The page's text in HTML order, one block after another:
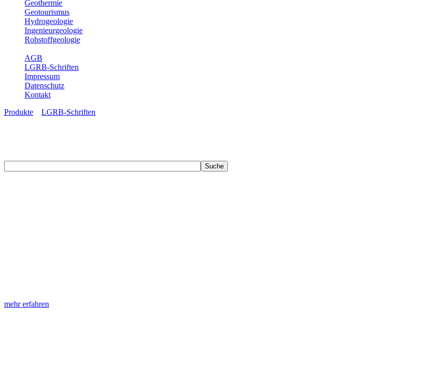
Geothermie
Geotourismus
Hydrogeologie
Ingenieurgeologie
Rohstoffgeologie
AGB
LGRB-Schriften
Impressum
Datenschutz
Kontakt
Produkte
LGRB-Schriften
mehr erfahren